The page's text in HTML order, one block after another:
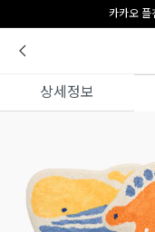
[공식몰
상세정보